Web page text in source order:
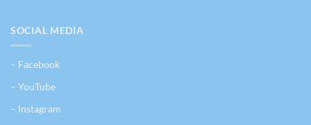
SOCIAL MEDIA
– Facebook
– YouTube
– Instagram